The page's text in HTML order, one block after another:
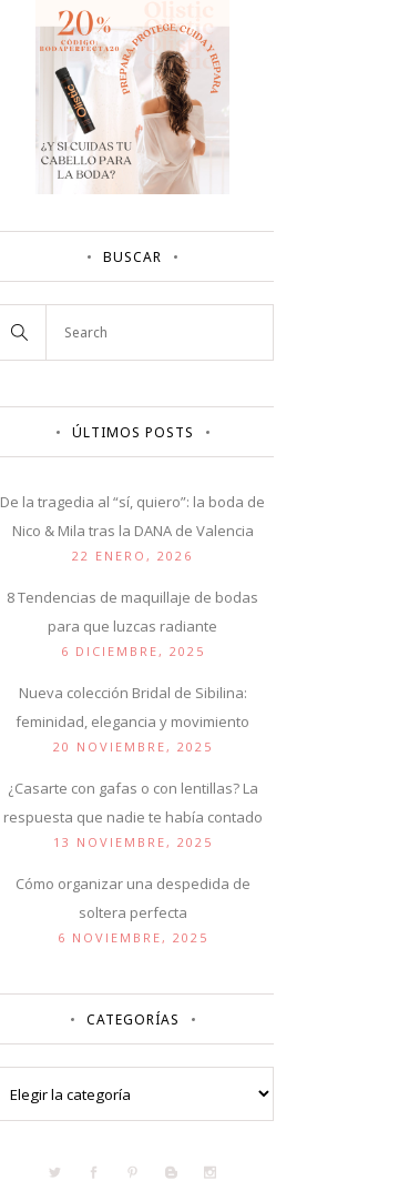
BUSCAR
ÚLTIMOS POSTS
De la tragedia al “sí, quiero”: la boda de
Nico & Mila tras la DANA de Valencia
22 ENERO, 2026
8 Tendencias de maquillaje de bodas
para que luzcas radiante
6 DICIEMBRE, 2025
Nueva colección Bridal de Sibilina:
feminidad, elegancia y movimiento
20 NOVIEMBRE, 2025
¿Casarte con gafas o con lentillas? La
respuesta que nadie te había contado
13 NOVIEMBRE, 2025
Cómo organizar una despedida de
soltera perfecta
6 NOVIEMBRE, 2025
CATEGORÍAS